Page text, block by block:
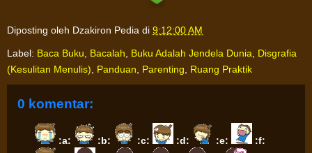
Diposting oleh Dzakiron Pedia di 9:12:00 AM
Label: Baca Buku Bacalah Buku Adalah Jendela Dunia
Disgrafia
(Kesulitan Menulis)
Panduan Parenting Ruang Praktik
0 komentar:
:a: :b: :c: :d: :e: :f: